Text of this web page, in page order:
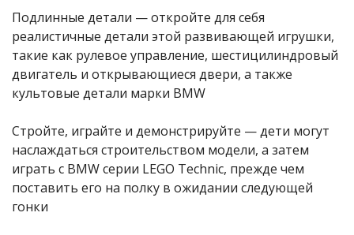
Подлинные детали — откройте для себя
реалистичные детали этой развивающей игрушки,
такие как рулевое управление, шестицилиндровый
двигатель и открывающиеся двери, а также
культовые детали марки BMW
Стройте, играйте и демонстрируйте — дети могут
наслаждаться строительством модели, а затем
играть с BMW серии LEGO Technic, прежде чем
поставить его на полку в ожидании следующей
гонки